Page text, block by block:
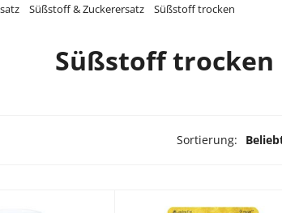
Süßstoff & Zuckerersatz Süßstoff trocken
Süßstoff trocken
Sortierung: